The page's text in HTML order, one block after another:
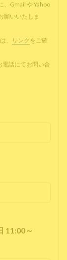
、Gmail や Yahoo
願いいたしま
、
リンク をご確
電話にてお問い合
11:00～